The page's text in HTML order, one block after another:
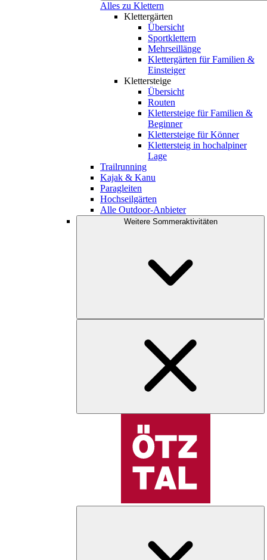
Alles zu Klettern
Klettergärten
Übersicht
Sportklettern
Mehrseillänge
Klettergärten für Familien &
Einsteiger
Klettersteige
Übersicht
Routen
Klettersteige für Familien &
Beginner
Klettersteige für Könner
Klettersteig in hochalpiner
Lage
Trailrunning
Kajak & Kanu
Paragleiten
Hochseilgärten
Alle Outdoor-Anbieter
Weitere Sommeraktivitäten